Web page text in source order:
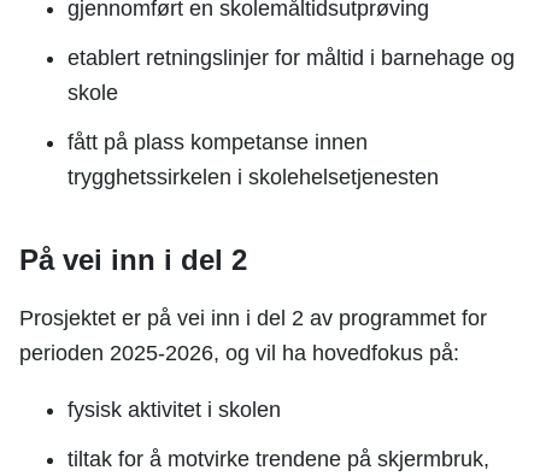
gjennomført en skolemåltidsutprøving
etablert retningslinjer for måltid i barnehage og
skole
fått på plass kompetanse innen
trygghetssirkelen i skolehelsetjenesten
På vei inn i del 2
Prosjektet er på vei inn i del 2 av programmet for
perioden 2025-2026, og vil ha hovedfokus på:
fysisk aktivitet i skolen
tiltak for å motvirke trendene på skjermbruk,